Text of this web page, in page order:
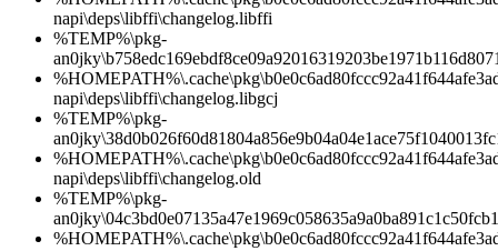
napi\deps\libffi\changelog.libffi
%TEMP%\pkg-
napi\deps\libffi\changelog.libgcj
%TEMP%\pkg-
napi\deps\libffi\changelog.old
%TEMP%\pkg-